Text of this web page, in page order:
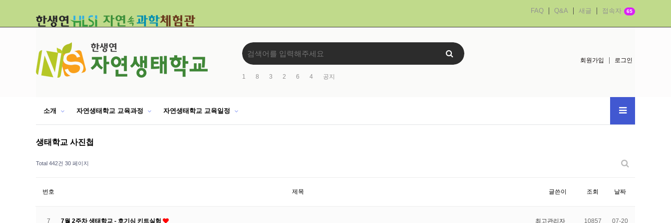
FAQ Q&A 새글 접속자 65
1 8 3 2 6 4 공지
회원가입 로그인
소개 자연생태학교 교육과정 자연생태학교 교육일정
생태학교 사진첩
Total 442건 30 페이지
번호 제목 글쓴이 조회 날짜
7 7월 2주차 생태학교 - 호기심 키트실험 최고관리자 10857 07-20